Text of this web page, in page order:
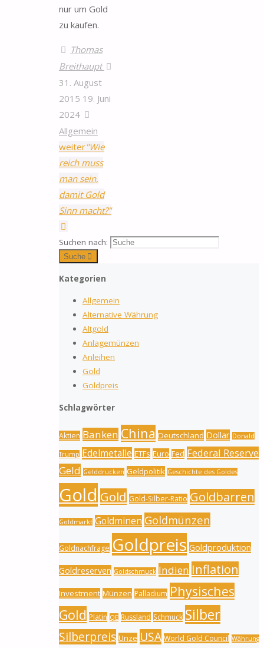
nur um Gold
zu kaufen.
Thomas
Breithaupt
31. August
2015 19. Juni
2024
Allgemein
weiter"Wie
reich muss
man sein,
damit Gold
Sinn macht?"
Suchen nach:
Suche
Kategorien
Allgemein
Alternative Währung
Altgold
Anlagemünzen
Anleihen
Gold
Goldpreis
Schlagwörter
Aktien Banken China Deutschland Dollar Donald
Trump Edelmetalle ETFs Euro Fed Federal Reserve
Geld Gelddrucken Geldpolitik Geschichte des Goldes
Gold Gold Gold-Silber-Ratio Goldbarren
Goldmarkt Goldminen Goldmünzen
Goldnachfrage Goldpreis Goldproduktion
Goldreserven Goldschmuck Indien Inflation
Investment Münzen Palladium Physisches
Gold Platin QE Russland Schmuck Silber
Silberpreis Unze USA World Gold Council Währung